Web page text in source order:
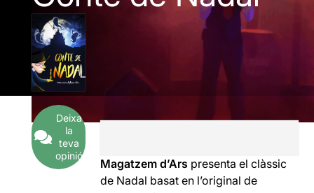
Deixa
la
teva
opinió
Magatzem d’Ars presenta el clàssic
de Nadal basat en l’original de